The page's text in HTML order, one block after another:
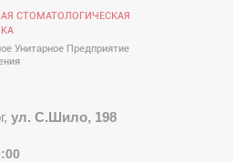
СТОМАТОЛОГИЧЕСКАЯ
Унитарное Предприятие
ул. С.Шило, 198